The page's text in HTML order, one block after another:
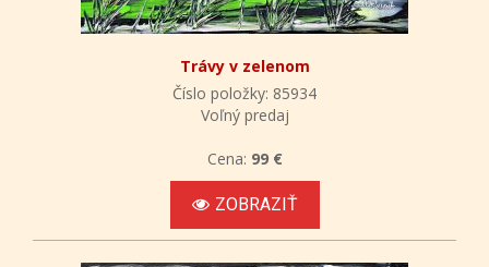
Trávy v zelenom
Číslo položky: 85934
Voľný predaj
Cena: 99 €
ZOBRAZIŤ